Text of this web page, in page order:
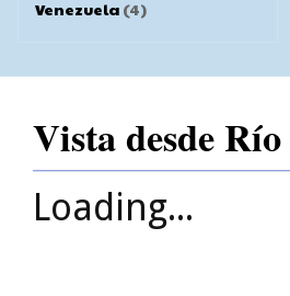
Venezuela (4)
Vista desde
Loading...